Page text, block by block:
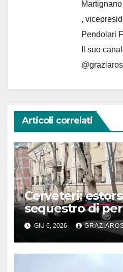
Martignano
,
Pendolari
Il suo
Articoli correlati
Cerveteri:
sequestro di
spaccio,
denunce
GIU 6, 2026